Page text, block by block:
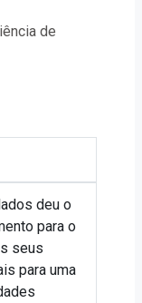
de
deu o
para o
seus
para uma